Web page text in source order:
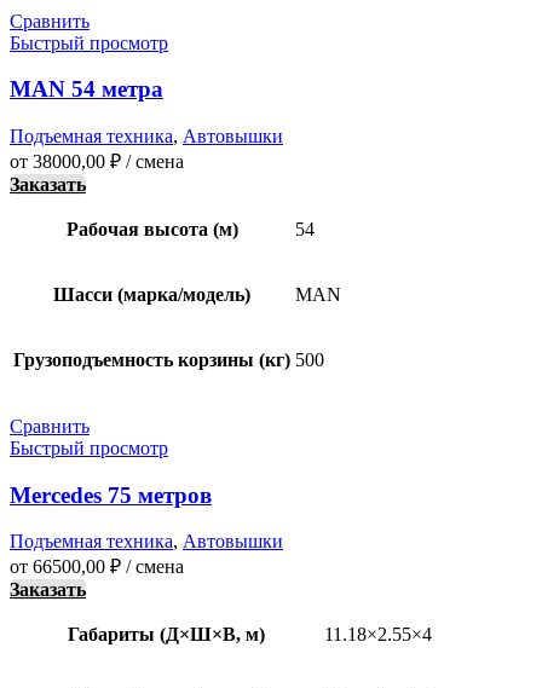
Сравнить
Быстрый просмотр
MAN 54 метра
Подъемная техника, Автовышки
от 38000,00 ₽ / смена
Заказать
Рабочая высота (м) 54
Шасси (марка/модель) MAN
Грузоподъемность корзины (кг) 500
Сравнить
Быстрый просмотр
Mercedes 75 метров
Подъемная техника, Автовышки
от 66500,00 ₽ / смена
Заказать
Габариты (Д×Ш×В, м) 11.18×2.55×4